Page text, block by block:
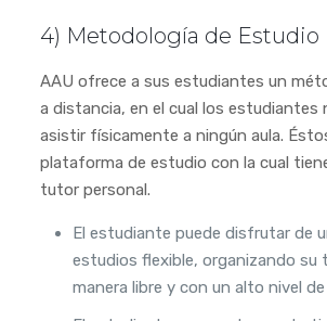
4) Metodología de Estudio
AAU ofrece a sus estudiantes un
a distancia, en el cual los estudiantes
asistir físicamente a ningún aula.
plataforma de estudio con la cual
tutor personal.
El estudiante puede disfrutar de
estudios flexible, organizando su
manera libre y con un alto nivel